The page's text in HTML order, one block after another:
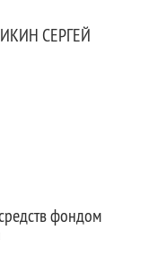
СЕРГЕЙ
фондом